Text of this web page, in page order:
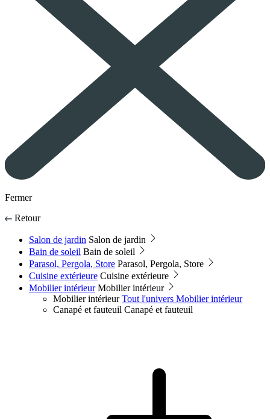
Fermer
Retour
Salon de jardin Salon de jardin
Bain de soleil Bain de soleil
Parasol, Pergola, Store Parasol, Pergola, Store
Cuisine extérieure Cuisine extérieure
Mobilier intérieur Mobilier intérieur
Mobilier intérieur Tout l'univers Mobilier intérieur
Canapé et fauteuil Canapé et fauteuil